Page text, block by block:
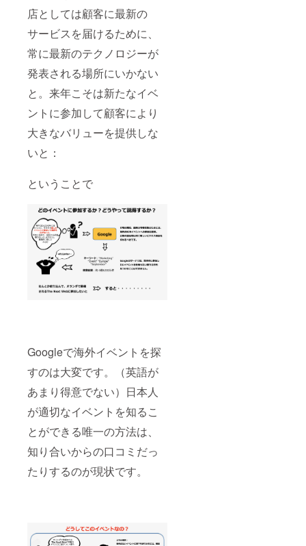
店としては顧客に最新の
サービスを届けるために、
常に最新のテクノロジーが
発表される場所にいかない
と。来年こそは新たなイベ
ントに参加して顧客により
大きなバリューを提供しな
いと：
ということで
Googleで海外イベントを探
すのは大変です。（英語が
あまり得意でない）日本人
が適切なイベントを知るこ
とができる唯一の方法は、
知り合いからの口コミだっ
たりするのが現状です。